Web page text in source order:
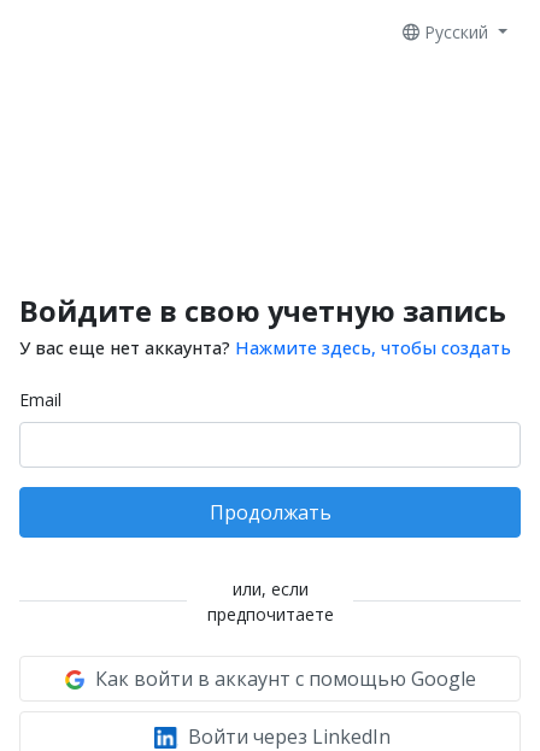
Русский
Войдите в свою учетную запись
У вас еще нет аккаунта? Нажмите здесь, чтобы создать
Email
Продолжать
или, если
предпочитаете
Как войти в аккаунт с помощью Google
Войти через LinkedIn